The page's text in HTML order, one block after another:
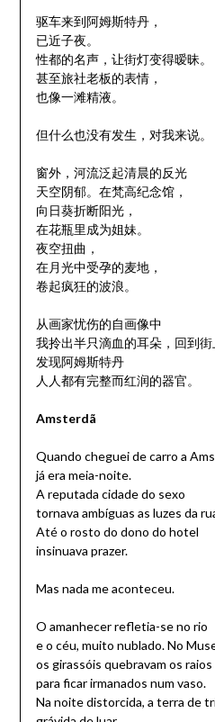
驱车来到阿姆斯特丹，
已近子夜。
性都的名声，让街灯变得暧昧。
甚至旅社老板的表情，
也像一滩精液。
但什么也没有发生，对我来说。
窗外，河流泛起清晨的反光
天空阴郁。在梵高纪念馆，
向日葵折断阳光，
在花瓶里成为姐妹。
夜空扭曲，
在月光中受孕的麦地，
卷起疯狂的波浪。
从画家忧伤的自画像中
我拎出半只滴血的耳朵，回到街
发现阿姆斯特丹
人人都有完整而红润的器官。
Amsterdã
Quando cheguei de carro a
já era meia-noite.
A reputada cidade do sexo
tornava ambíguas as luzes da
Até o rosto do dono do hotel
insinuava prazer.
Mas nada me aconteceu.
O amanhecer refletia-se no rio
e o céu, muito nublado. No
os girassóis quebravam os raios
para ficar irmanados num vaso.
Na noite distorcida, a terra de